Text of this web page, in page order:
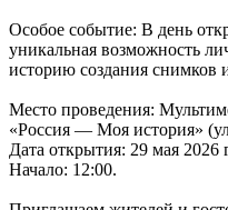
Особое событие: В день
уникальная возможность
историю создания снимков
Место проведения:
«Россия — Моя история»
Дата открытия: 29 мая 2026
Начало: 12:00.